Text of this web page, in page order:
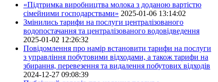
«Підтримка виробництва молока з доданою вартістю
сімейними господарствами» 2025-01-06 13:14:02
Змінились тарифи на послуги централізованого
водопостачання та централізованого водовідведення
2025-01-02 12:26:32
Повідомлення про намір встановити тарифи на послуги
з управління побутовими відходами, а також тарифи на
збирання, перевезення та видалення побутових відходів
2024-12-27 09:08:39